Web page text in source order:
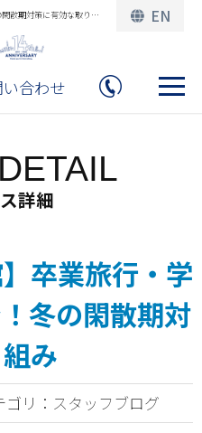
【ホテル・旅館】卒業旅行・学生旅行シーズン！冬の閑散期対策に有効な取り組み EN
い合わせ
詳細
】卒業旅行・学
冬の閑散期対
み
リ：スタッフブログ